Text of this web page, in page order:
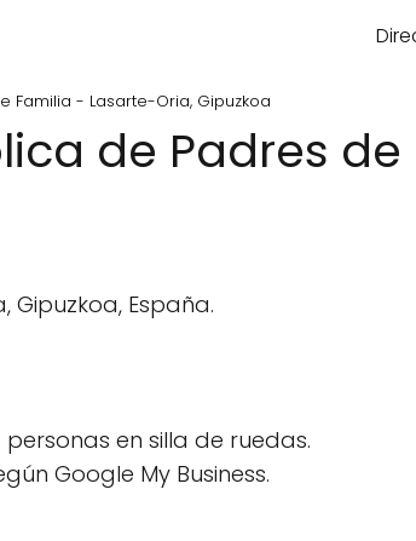
Familia - Lasarte-Oria, Gipuzkoa
de Padres
Gipuzkoa, España.
en silla de ruedas.
Google My Business.